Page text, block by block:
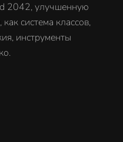
2042, улучшенную
система классов,
инструменты